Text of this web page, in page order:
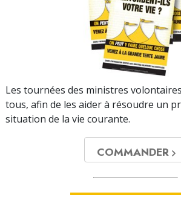
Les tournées des ministres
tous, afin de les aider à résoudre un
situation de la vie courante.
COMMANDER